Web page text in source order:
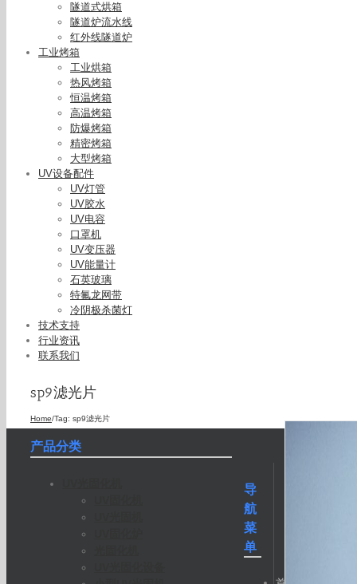
隧道式烘箱
隧道炉流水线
红外线隧道炉
工业烤箱
工业烘箱
热风烤箱
恒温烤箱
高温烤箱
防爆烤箱
精密烤箱
大型烤箱
UV设备配件
UV灯管
UV胶水
UV电容
口罩机
UV变压器
UV能量计
石英玻璃
特氟龙网带
冷阴极杀菌灯
技术支持
行业资讯
联系我们
sp9滤光片
Home/Tag: sp9滤光片
产品分类
导
航
菜
单